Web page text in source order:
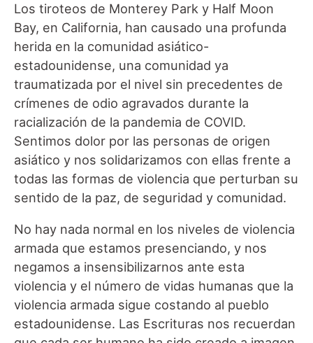
Los tiroteos de Monterey Park y Half Moon
Bay, en California, han causado una profunda
herida en la comunidad asiático-
estadounidense, una comunidad ya
traumatizada por el nivel sin precedentes de
crímenes de odio agravados durante la
racialización de la pandemia de COVID.
Sentimos dolor por las personas de origen
asiático y nos solidarizamos con ellas frente a
todas las formas de violencia que perturban su
sentido de la paz, de seguridad y comunidad.
No hay nada normal en los niveles de violencia
armada que estamos presenciando, y nos
negamos a insensibilizarnos ante esta
violencia y el número de vidas humanas que la
violencia armada sigue costando al pueblo
estadounidense. Las Escrituras nos recuerdan